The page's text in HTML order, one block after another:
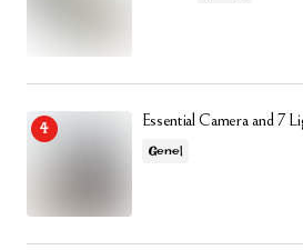
Essential Camera and 7
Genel